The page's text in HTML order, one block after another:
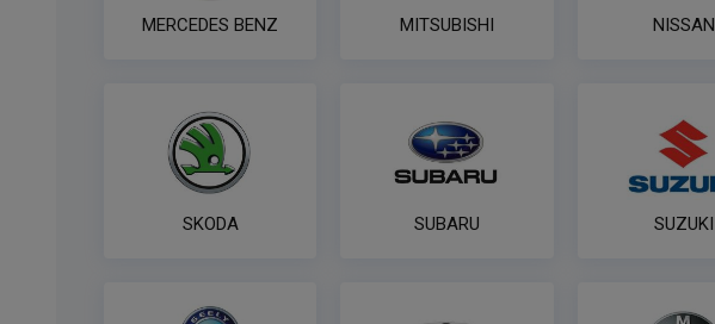
MERCEDES BENZ MITSUBISHI NISSAN
SKODA SUBARU SUZUKI